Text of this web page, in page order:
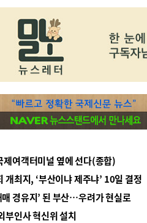
여객터미널 옆에 선다(종합)
최지, ‘부산이냐 제주냐’ 10일 결정
경유지’ 된 부산…우려가 현실로
부인사 혁신위 설치